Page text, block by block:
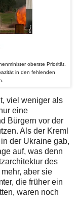
oberste Priorität.
in den fehlenden
viel weniger als
eine
Bürgern vor der
Als der Kreml
der Ukraine gab,
auf, was denn
des
aber sie
die früher ein
waren noch